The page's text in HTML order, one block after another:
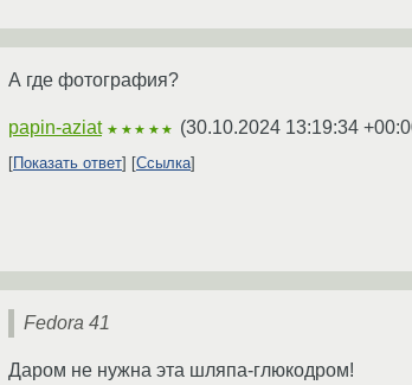
А где фотография?
papin-aziat ★★★★★ (30.10.2024 13:19:34
Показать ответ Ссылка
Fedora 41
Даром не нужна эта шляпа-глюкодром!